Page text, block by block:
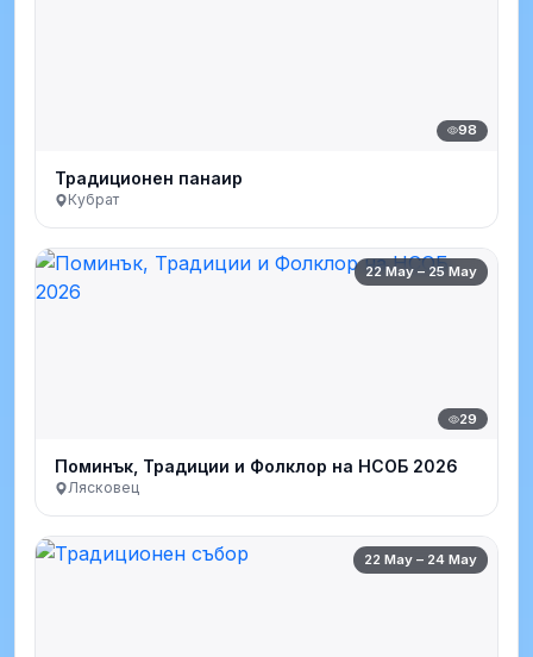
98
Традиционен панаир
Кубрат
22 May – 25 May
29
Поминък, Традиции и Фолклор на НСОБ 2026
Лясковец
22 May – 24 May